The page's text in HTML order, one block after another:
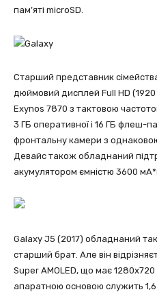
пам’яті microSD.
Старший представник
дюймовий дисплей Full HD
Exynos 7870 з тактовою
3 ГБ оперативної і 16 ГБ флеш-
фронтальну камери з
Девайс також обладнаний
акумулятором ємністю 3600
Galaxy J5 (2017) обладнаний
старший брат. Але він
Super AMOLED, що має
апаратною основою служить